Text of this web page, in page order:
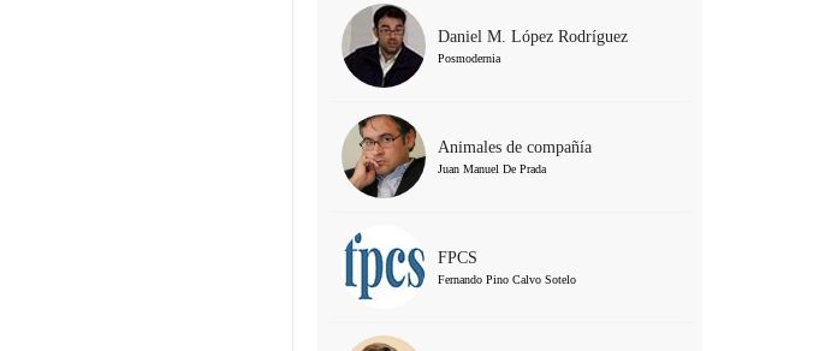
Daniel M. López Rodríguez
Posmodernia
Animales de compañía
Juan Manuel De Prada
FPCS
Fernando Pino Calvo Sotelo